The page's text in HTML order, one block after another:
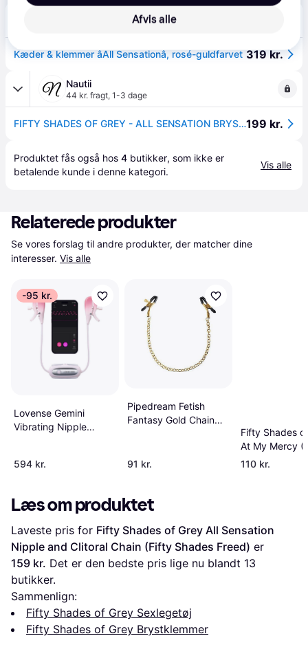
2-3 dage
Kæder & klemmer âAll Sensationâ, rosé-guldfarvet 319 kr.
Nautii
44 kr. fragt, 1-3 dage
FIFTY SHADES OF GREY - ALL SENSATION BRYST & KLITORIS KLEMMER199 kr.
Produktet fås også hos 4 butikker, som ikke er
betalende kunde i denne kategori.
Vis alle
Relaterede produkter
Se vores forslag til andre produkter, der matcher dine
interesser. Vis alle
-95 kr.
Lovense Gemini
Vibrating Nipple
594 kr.
Pipedream Fetish
Fantasy Gold Chain
91 kr.
Fifty Shades
At My Mercy
Shades
110 kr.
Læs om produktet
Laveste pris for Fifty Shades of Grey All Sensation
Nipple and Clitoral Chain (Fifty Shades Freed)
159 kr. Det er den bedste pris lige nu blandt 13
butikker.
Sammenlign:
Fifty Shades of Grey Sexlegetøj
Fifty Shades of Grey Brystklemmer
Afvis alle